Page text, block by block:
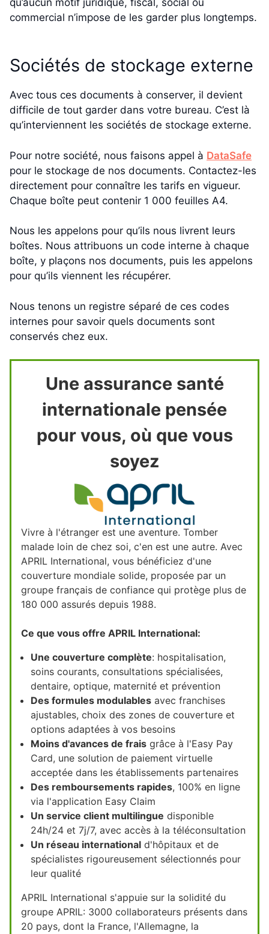
commercial n’impose de les garder plus longtemps.
Sociétés de stockage externe
Avec tous ces documents à conserver, il devient
difficile de tout garder dans votre bureau. C’est là
qu’interviennent les sociétés de stockage externe.
Pour notre société, nous faisons appel à DataSafe
pour le stockage de nos documents. Contactez-les
directement pour connaître les tarifs en vigueur.
Chaque boîte peut contenir 1 000 feuilles A4.
Nous les appelons pour qu’ils nous livrent leurs
boîtes. Nous attribuons un code interne à chaque
boîte, y plaçons nos documents, puis les appelons
pour qu’ils viennent les récupérer.
Nous tenons un registre séparé de ces codes
internes pour savoir quels documents sont
conservés chez eux.
Une assurance santé
internationale pensée
pour vous, où que vous
soyez
Vivre à l'étranger est une aventure. Tomber
malade loin de chez soi, c'en est une autre. Avec
APRIL International, vous bénéficiez d'une
couverture mondiale solide, proposée par un
groupe français de confiance qui protège plus de
180 000 assurés depuis 1988.
Ce que vous offre APRIL International:
Une couverture complète: hospitalisation,
soins courants, consultations spécialisées,
dentaire, optique, maternité et prévention
Des formules modulables avec franchises
ajustables, choix des zones de couverture et
options adaptées à vos besoins
Moins d'avances de frais grâce à l'Easy Pay
Card, une solution de paiement virtuelle
acceptée dans les établissements partenaires
Des remboursements rapides, 100% en ligne
via l'application Easy Claim
Un service client multilingue disponible
24h/24 et 7j/7, avec accès à la téléconsultation
Un réseau international d'hôpitaux et de
spécialistes rigoureusement sélectionnés pour
leur qualité
APRIL International s'appuie sur la solidité du
groupe APRIL: 3000 collaborateurs présents dans
20 pays, dont la France, l'Allemagne, la